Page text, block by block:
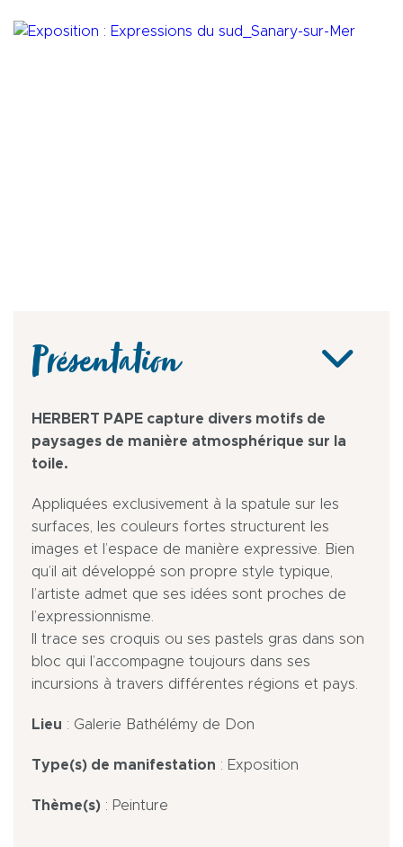
Présentation
HERBERT PAPE capture divers motifs de
paysages de manière atmosphérique sur la
toile.
Appliquées exclusivement à la spatule sur les
surfaces, les couleurs fortes structurent les
images et l’espace de manière expressive. Bien
qu’il ait développé son propre style typique,
l’artiste admet que ses idées sont proches de
l’expressionnisme.
Il trace ses croquis ou ses pastels gras dans son
bloc qui l’accompagne toujours dans ses
incursions à travers différentes régions et pays.
Lieu : Galerie Bathélémy de Don
Type(s) de manifestation : Exposition
Thème(s) : Peinture